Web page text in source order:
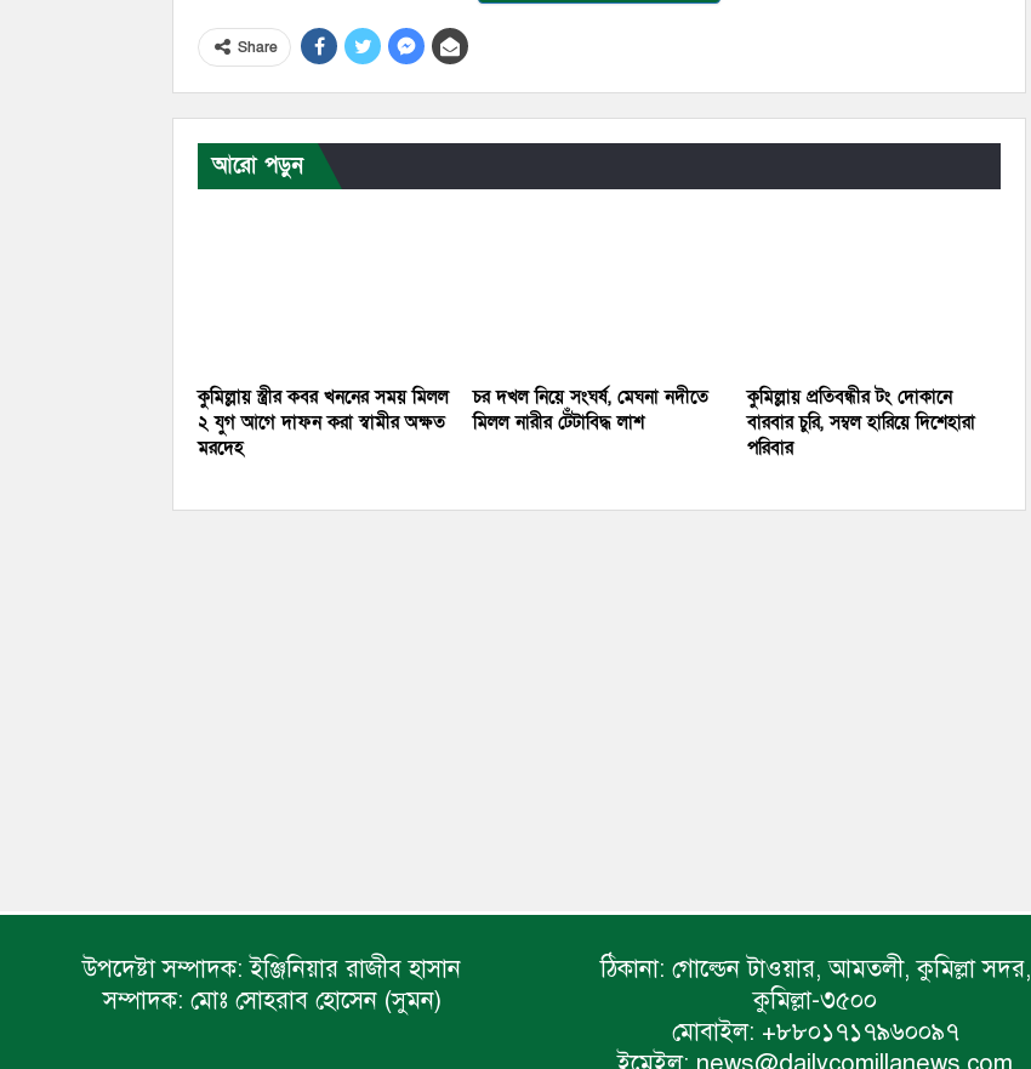
Share
আরো পড়ুন
কুমিল্লায় স্ত্রীর কবর খননের সময় মিলল
২ যুগ আগে দাফন করা স্বামীর অক্ষত
মরদেহ
চর দখল নিয়ে সংঘর্ষ, মেঘনা নদীতে
মিলল নারীর টেঁটাবিদ্ধ লাশ
কুমিল্লায় প্রতিবন্ধীর টং দোকানে
বারবার চুরি, সম্বল হারিয়ে দিশেহারা
পরিবার
উপদেষ্টা সম্পাদক: ইঞ্জিনিয়ার রাজীব হাসান
সম্পাদক: মোঃ সোহরাব হোসেন (সুমন)
ঠিকানা: গোল্ডেন টাওয়ার, আমতলী, কুমিল্লা সদর,
কুমিল্লা-৩৫০০
মোবাইল: +৮৮০১৭১৭৯৬০০৯৭